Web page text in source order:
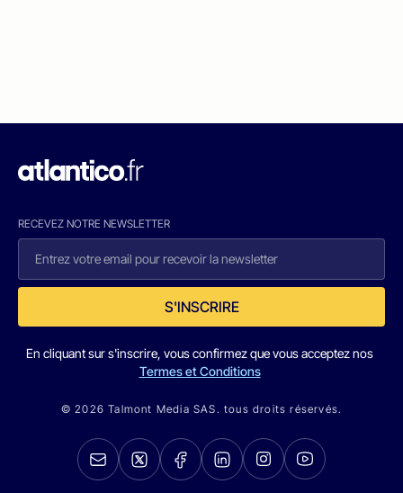
RECEVEZ NOTRE NEWSLETTER
S'INSCRIRE
En cliquant sur s'inscrire, vous confirmez que vous acceptez nos
Termes et Conditions
© 2026 Talmont Media SAS. tous droits réservés.